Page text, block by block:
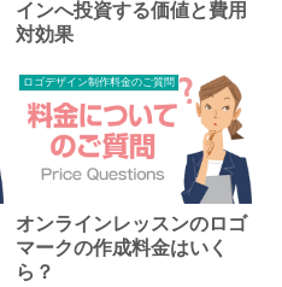
インへ投資する価値と費用
対効果
ロゴデザイン制作料金のご質問
オンラインレッスンのロゴ
マークの作成料金はいく
ら？